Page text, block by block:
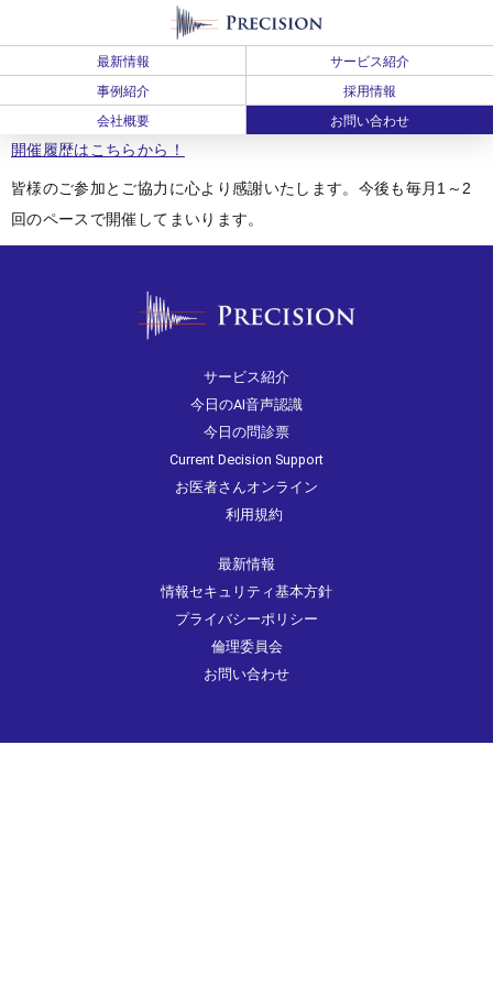
最新情報
サービス紹介
事例紹介
採用情報
会社概要
お問い合わせ
開催履歴はこちらから！
皆様のご参加とご協力に心より感謝いたします。今後も毎月1～2
回のペースで開催してまいります。
サービス紹介
今日のAI音声認識
今日の問診票
Current Decision Support
お医者さんオンライン
利用規約
最新情報
情報セキュリティ基本方針
プライバシーポリシー
倫理委員会
お問い合わせ